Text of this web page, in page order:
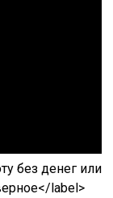
без денег или
label>